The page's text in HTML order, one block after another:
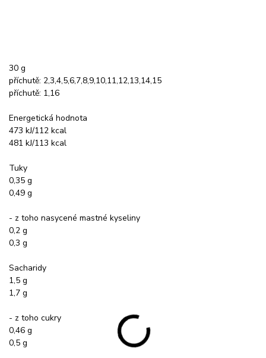
30 g
příchutě: 2,3,4,5,6,7,8,9,10,11,12,13,14,15
příchutě: 1,16
Energetická hodnota
473 kJ/112 kcal
481 kJ/113 kcal
Tuky
0,35 g
0,49 g
- z toho nasycené mastné kyseliny
0,2 g
0,3 g
Sacharidy
1,5 g
1,7 g
- z toho cukry
0,46 g
0,5 g